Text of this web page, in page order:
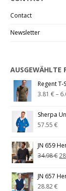
Contact
Newsletter
AUSGEWÄHLTE
Regent T-
3.81€–
Sherpa
57.55€
JN 659
34.98€
JN 657
28.82€